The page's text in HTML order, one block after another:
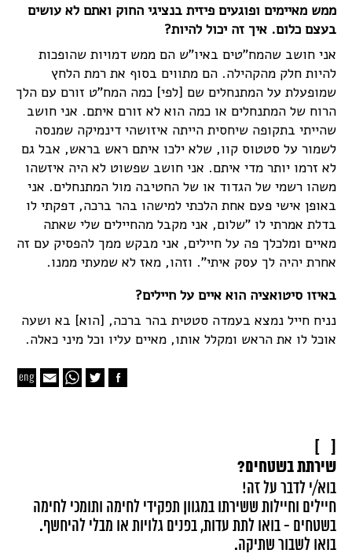
ממש מאיימים ופוגעים פיזית בנציגי החוק ואתם לא עושים
בעצם כלום. איך זה יכול להיות?
אני חושב שהמח"טים באיו"ש הם ממש דמויות שהופכות
להיות חלק מהקהילה. הם מתווים בסוף את רמת הלחץ
שמופעלת על המתנחלים שם [לפי] כמה המח"ט זורם עם הלך
הרוח של המתנחלים או כמה הוא לא זורם איתם. אני חושב
שהייתי בתקופה שיחסית הייתה איזושהי דינמיקה שמנסה
לשמור על סטטוס קוו, שלא ילכו איתם ראש בראש, אבל גם
לא זרמו יותר מדי איתם. אני חושב שפשוט לא היה איזשהו
משהו רשמי של הגדוד או של החטיבה מול המתנחלים. אני
באופן אישי פעם אחת הלכתי למישהו בהר ברכה, דפקתי לו
בדלת אמרתי לו "שלום, אני מקבל מהחיילים שלי שאתה
מאיים ומלכלך פה על חיילים, אני מבקש ממך להפסיק עם זה
אחרת יהיה לך עסק איתי". וזהו, מאז לא שמעתי ממנו.
באיזו סיטואציה הוא איים על חיילים?
נניח חייל נמצא בעמדה סטטית בהר ברכה, [הוא] בא ושעה
אוכל לו את הראש ומקלל אותו, מאיים עליו וכל מיני כאלה.
[ ]
שירתת בשטחים?
בוא/י לדבר על זה!
חיילים וחיילות ששירתו במגוון תפקידי לחימה ותומכי לחימה
בשטחים - בואו לתת עדות, בפנים גלויות או מבלי להיחשף.
בואו לשבור שתיקה.